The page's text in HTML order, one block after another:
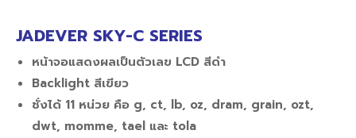
JADEVER SKY-C SERIES
หน้าจอแสดงผลเป็นตัวเลข LCD สีดำ
Backlight สีเขียว
ชั่งได้ 11 หน่วย คือ g, ct, lb, oz, dram, grain, ozt,
dwt, momme, tael และ tola